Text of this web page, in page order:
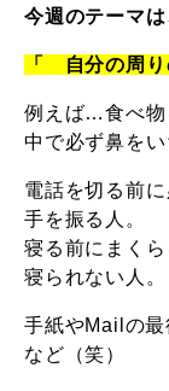
今週のテーマは
「 自分の周
例えば…食べ物
中で必ず鼻をい
電話を切る前
手を振る人。
寝る前にまくら
寝られない人。
手紙やMailの
など（笑）